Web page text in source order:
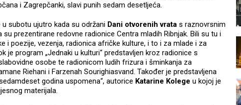
i Zagrepčanki, slavi punih sedam desetljeća.
subotu ujutro kada su održani Dani otvorenih vrata s raznovrsnim
prezentirane redovne radionice Centra mladih Ribnjak. Bili su tu i
i poezije, vezenja, radionica afričke kulture, i to i za mlade i za
je program „Jednaki u kulturi“ predstavljen kroz radionice s
osobe te radionicom ludih frizura i šminkanja za
Riehani i Farzenah Sourighiasvand. Također je predstavljena
godina uspomena“, autorice Katarine Kolege u kojoj je
materijala.